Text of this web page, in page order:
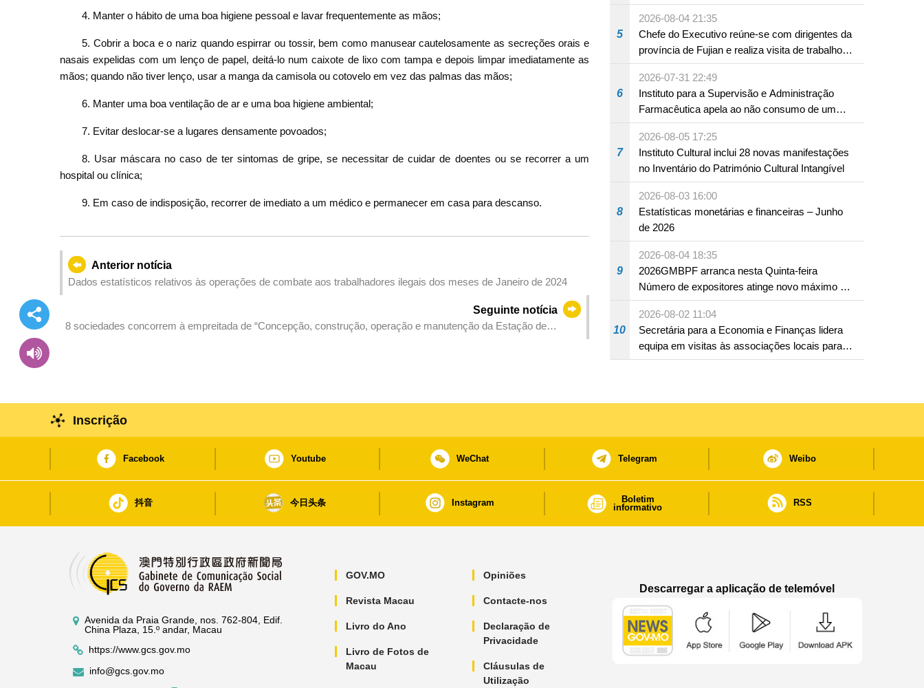
4. Manter o hábito de uma boa higiene pessoal e lavar frequentemente as mãos;
5. Cobrir a boca e o nariz quando espirrar ou tossir, bem como manusear cautelosamente as secreções orais e
nasais expelidas com um lenço de papel, deitá-lo num caixote de lixo com tampa e depois limpar imediatamente as
mãos; quando não tiver lenço, usar a manga da camisola ou cotovelo em vez das palmas das mãos;
6. Manter uma boa ventilação de ar e uma boa higiene ambiental;
7. Evitar deslocar-se a lugares densamente povoados;
8. Usar máscara no caso de ter sintomas de gripe, se necessitar de cuidar de doentes ou se recorrer a um
hospital ou clínica;
9. Em caso de indisposição, recorrer de imediato a um médico e permanecer em casa para descanso.
Anterior notícia
Dados estatísticos relativos às operações de combate aos trabalhadores ilegais dos meses de Janeiro de 2024
Seguinte notícia
8 sociedades concorrem à empreitada de “Concepção, construção, operação e manutenção da Estação de
Aprofundada entre Guangdong e Macau em
Hengqin
5
2026-08-04 21:35
Chefe do Executivo reúne-se com dirigentes da
província de Fujian e realiza visita de trabalho
em Fuzhou
6
2026-07-31 22:49
Instituto para a Supervisão e Administração
Farmacêutica apela ao não consumo de um
produto com substâncias medicamentosas
ocidentais
7
2026-08-05 17:25
Instituto Cultural inclui 28 novas manifestações
no Inventário do Património Cultural Intangível
8
2026-08-03 16:00
Estatísticas monetárias e financeiras – Junho
de 2026
9
2026-08-04 18:35
2026GMBPF arranca nesta Quinta-feira
Número de expositores atinge novo máximo em
18 anos
10
2026-08-02 11:04
Secretária para a Economia e Finanças lidera
equipa em visitas às associações locais para
consolidar consensos e promover os trabalhos
Inscrição
Facebook Youtube WeChat Telegram Weibo
抖音 今日头条 Instagram
Boletim
informativo
RSS
Avenida da Praia Grande, nos. 762-804, Edif.
China Plaza, 15.º andar, Macau
https://www.gcs.gov.mo
info@gcs.gov.mo
GOV.MO
Revista Macau
Livro do Ano
Livro de Fotos de
Macau
Opiniões
Contacte-nos
Declaração de
Privacidade
Cláusulas de
Utilização
Descarregar a aplicação de telemóvel